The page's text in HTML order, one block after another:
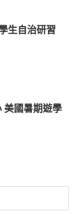
生自治研習
美國暑期遊學